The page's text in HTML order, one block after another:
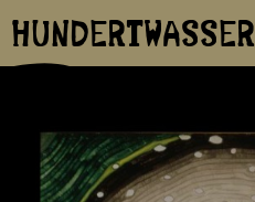
HUNDERTWASSER